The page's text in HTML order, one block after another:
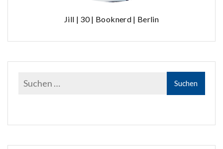
Jill | 30 | Booknerd | Berlin